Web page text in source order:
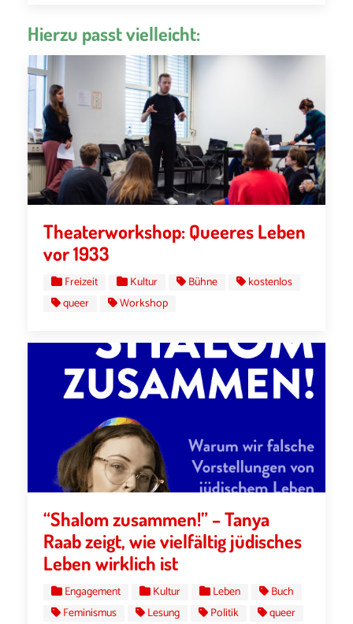
Hierzu passt vielleicht:
Theaterworkshop: Queeres Leben
vor 1933
Freizeit Kultur Bühne
kostenlos
queer
Workshop
“Shalom zusammen!” – Tanya
Raab zeigt, wie vielfältig jüdisches
Leben wirklich ist
Engagement Kultur Leben
Buch
Feminismus
Lesung Politik queer